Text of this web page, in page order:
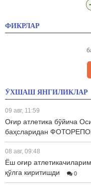
ФИКРЛАР
ЎХШАШ ЯНГИЛИКЛАР
09 авг, 11:59
Оғир атлетика бўйича
баҳсларидан
08 авг, 09:48
Ёш оғир
қўлга киритишди
0